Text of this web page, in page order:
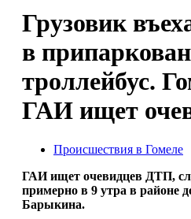
Грузовик
в
троллейбус.
ГАИ ищет
Происшествия в Гомеле
ГАИ ищет очевидцев ДТП,
примерно в 9 утра в районе
Барыкина.